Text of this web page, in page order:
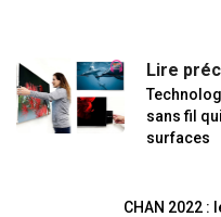
Lire
sans fil
surfaces
CHAN 2022 :